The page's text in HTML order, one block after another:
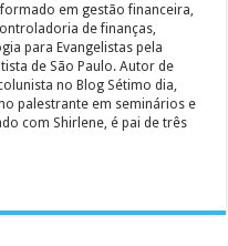
em gestão financeira,
de finanças,
para Evangelistas pela
de São Paulo. Autor de
no Blog Sétimo dia,
palestrante em seminários e
com Shirlene, é pai de três